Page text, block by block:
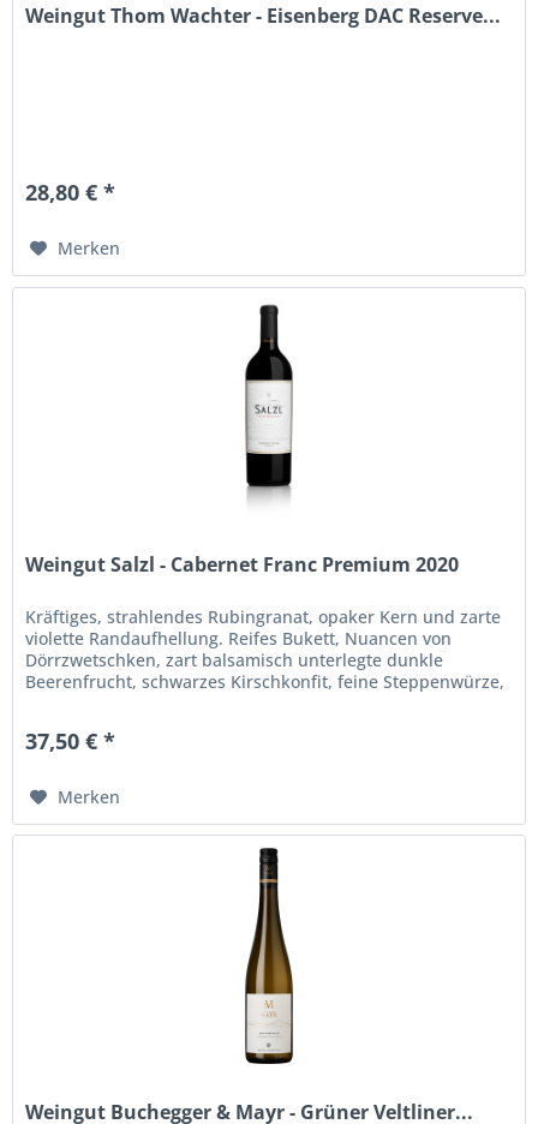
Weingut Thom Wachter - Eisenberg DAC Reserve...
28,80 € *
Merken
Weingut Salzl - Cabernet Franc Premium 2020
Kräftiges, strahlendes Rubingranat, opaker Kern und zarte
violette Randaufhellung. Reifes Bukett, Nuancen von
Dörrzwetschken, zart balsamisch unterlegte dunkle
Beerenfrucht, schwarzes Kirschkonfit, feine Steppenwürze,
Gaumen, berauschende Extraktsüße, malzig,...
37,50 € *
Merken
Weingut Buchegger & Mayr - Grüner Veltliner...